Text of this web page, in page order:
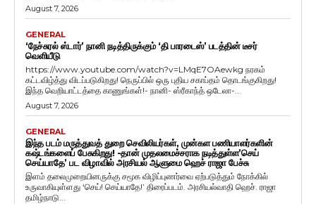
August 7, 2026
GENERAL
‘நேச்சுரல் ஸ்டார்’ நானி நடித்திருக்கும் ‘தி பாரடைஸ்’ படத்தின் டீசர்
வெளியீடு
https://www.youtube.com/watch?v=LMqE7OAewkg நரகம்
கட்டவிழ்த்து விடப்படுகிறது! நெருப்பில் ஒரு புதிய சகாப்தம் தொடங்குகிறது!
இந்த வெறியாட்டத்தை காணுங்கள்!- நானி- ஸ்ரீகாந்த் ஒடேலா-...
August 7, 2026
GENERAL
இந்த படம் மருத்துவத் துறை செவிலியர்கள், முன்கள பணியாளர்களின்
கஷ்டங்களைப் பேசுகிறது! -தான் முதலமைச்சராக நடித்துள்ள’செய்
செய்யாதே’ பட விழாவில் அரசியல் ஆளுமை ஹெச் ராஜா பேச்சு
இளம் தலைமுறையினருக்கு சமூக விழிப்புணர்வை ஏற்படுத்தும் நோக்கில்
உருவாகியுள்ளது ‘செய்! செய்யாதே!’ திரைப்படம். அரசியல்வாதி ஹெச். ராஜா
தமிழ்நாடு...